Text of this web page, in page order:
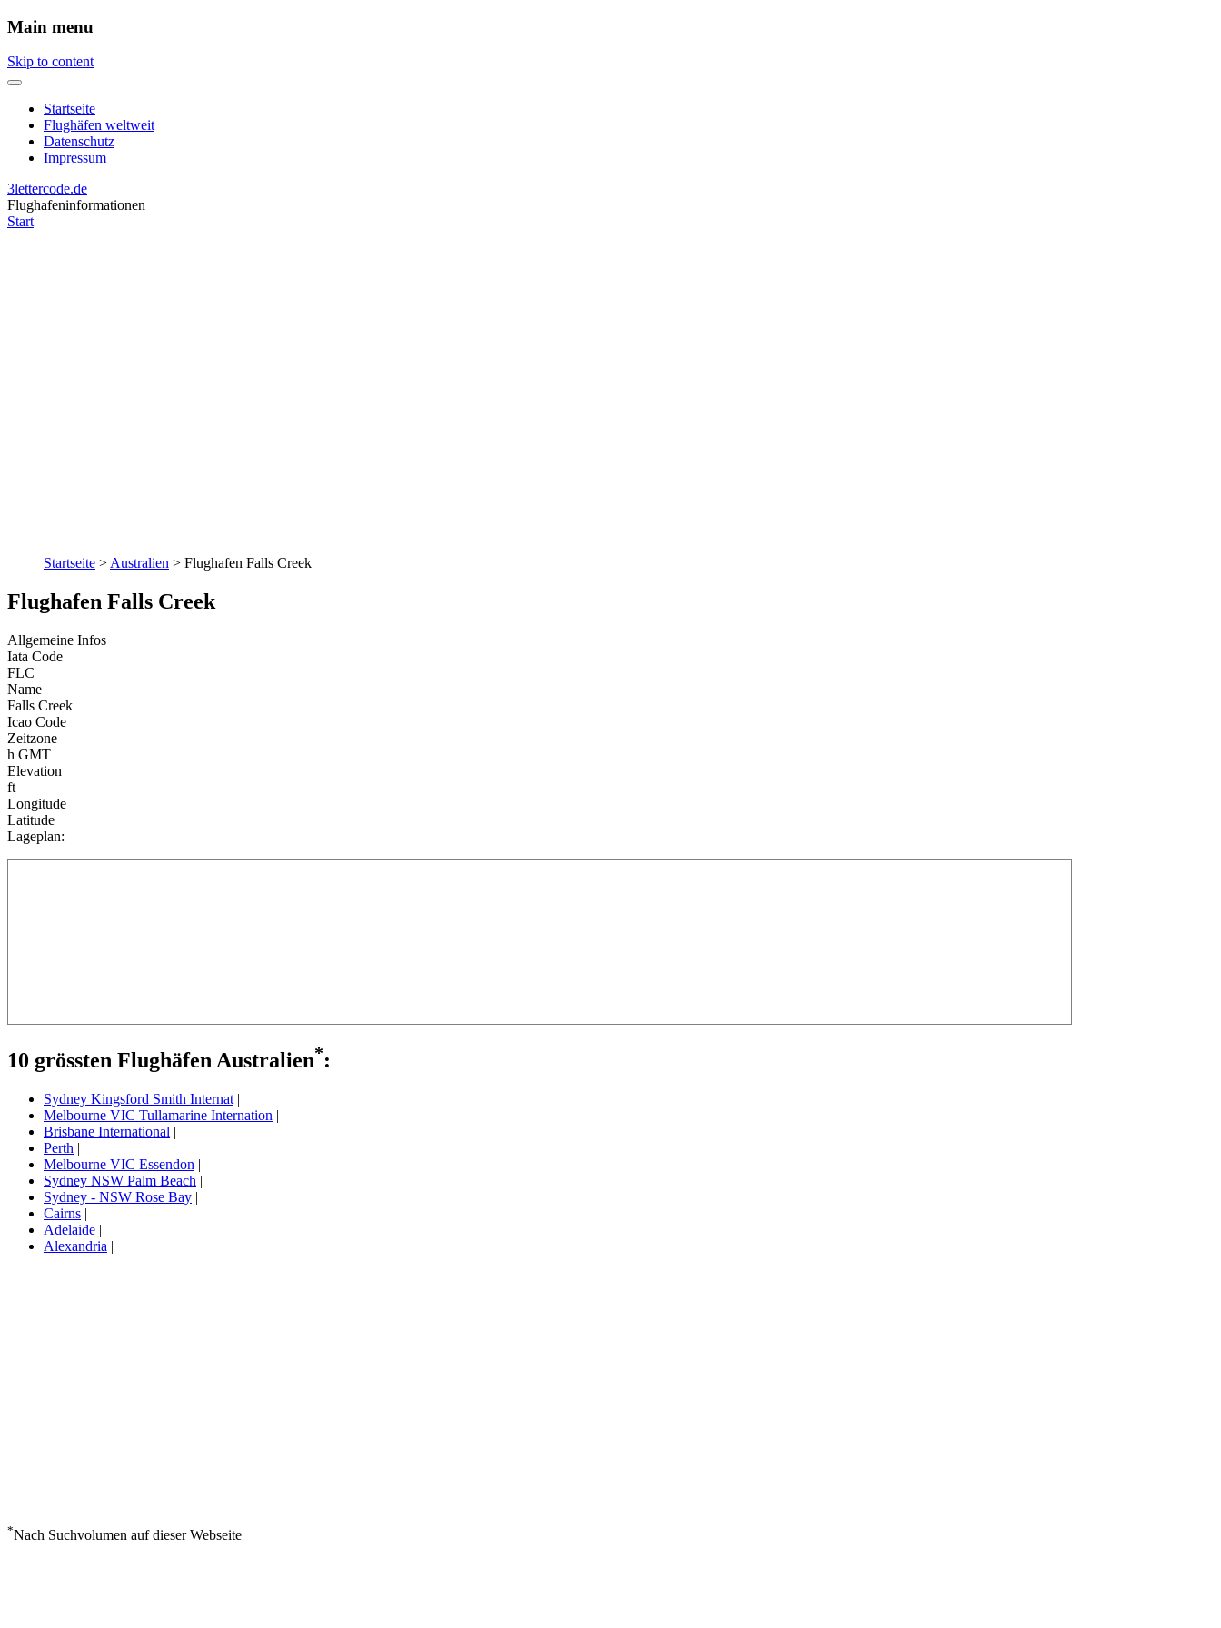
Main menu
Skip to content
Startseite
Flughäfen weltweit
Datenschutz
Impressum
3lettercode.de
Flughafeninformationen
Start
Startseite >Australien > Flughafen Falls Creek
Flughafen Falls Creek
Allgemeine Infos
Iata Code
FLC
Name
Falls Creek
Icao Code
Zeitzone
h GMT
Elevation
ft
Longitude
Latitude
Lageplan:
10 grössten Flughäfen Australien*:
Sydney Kingsford Smith Internat |
Melbourne VIC Tullamarine Internation |
Brisbane International |
Perth |
Melbourne VIC Essendon |
Sydney NSW Palm Beach |
Sydney - NSW Rose Bay |
Cairns |
Adelaide |
Alexandria |
*Nach Suchvolumen auf dieser Webseite